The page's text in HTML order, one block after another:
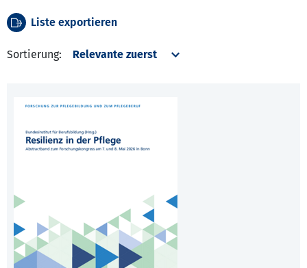
Liste exportieren
Sortierung: